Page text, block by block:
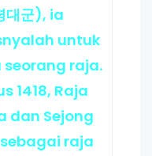
대군), ia
untuk
raja.
1418, Raja
dan Sejong
raja